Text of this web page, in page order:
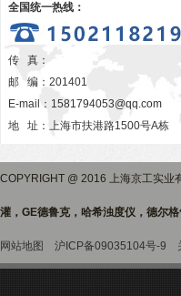
全国统一热线：
传 真：
邮 编：201401
E-mail： 1581794053@qq.com
地 址：上海市扶港路1500号A栋
COPYRIGHT @ 2016 上海京工实业
灌，GE德鲁克，哈希浊度仪，德尔
网站地图 沪ICP备09035104号-9